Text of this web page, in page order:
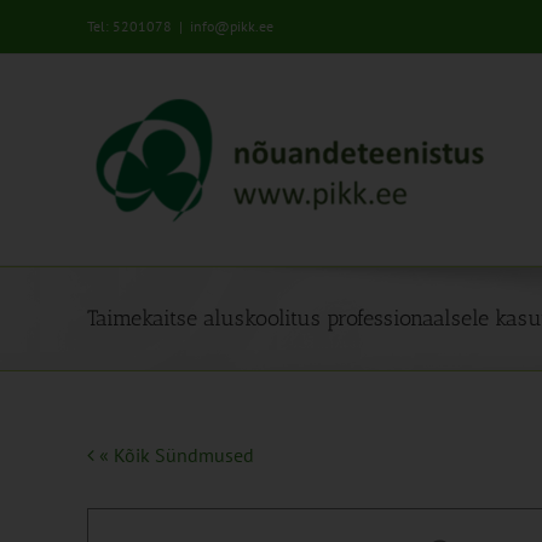
Tel: 5201078 | info@pikk.ee
Taimekaitse aluskoolitus professionaalsele
« Kõik Sündmused